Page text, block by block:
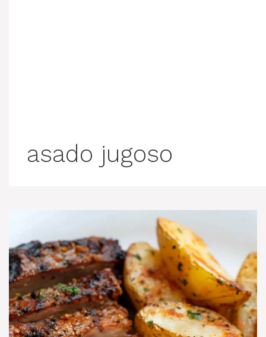
asado jugoso